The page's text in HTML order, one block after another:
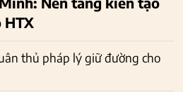
HTX
thủ pháp lý giữ đường cho